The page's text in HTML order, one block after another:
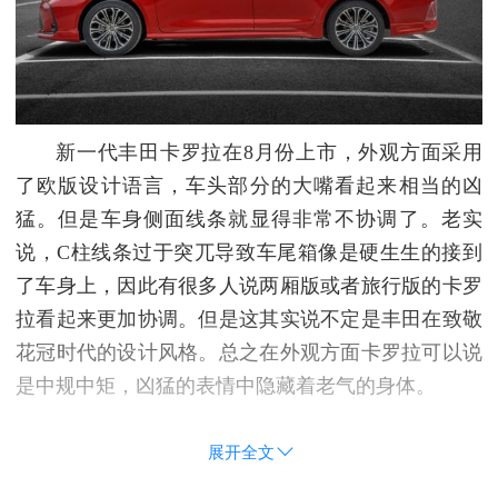
新一代丰田卡罗拉在8月份上市，外观方面采用
了欧版设计语言，车头部分的大嘴看起来相当的凶
猛。但是车身侧面线条就显得非常不协调了。老实
说，C柱线条过于突兀导致车尾箱像是硬生生的接到
了车身上，因此有很多人说两厢版或者旅行版的卡罗
拉看起来更加协调。但是这其实说不定是丰田在致敬
花冠时代的设计风格。总之在外观方面卡罗拉可以说
是中规中矩，凶猛的表情中隐藏着老气的身体。
展开全文